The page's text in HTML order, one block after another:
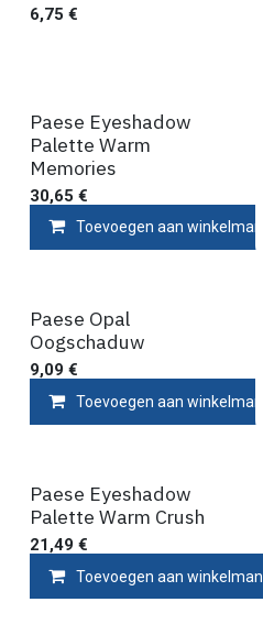
6,75 €
Paese Eyeshadow
Palette Warm
Memories
30,65 €
Toevoegen aan
Paese Opal
Oogschaduw
9,09 €
Toevoegen aan
Paese Eyeshadow
Palette Warm Crush
21,49 €
Toevoegen aan